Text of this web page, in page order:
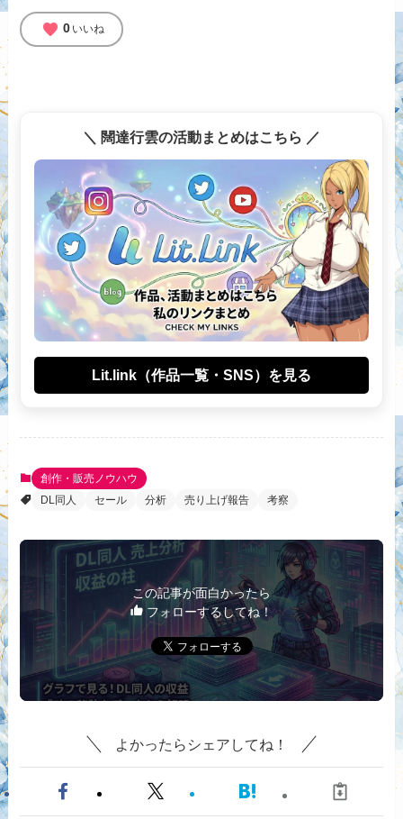
favorite 0 いいね
＼ 闊達行雲の活動まとめはこちら ／
Lit.link（作品一覧・SNS）を見る
創作・販売ノウハウ
DL同人
セール 分析 売り上げ報告 考察
この記事が面白かったら
フォローするしてね！
よかったらシェアしてね！